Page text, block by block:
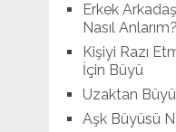
Erkek
Nasıl Anlarım?
Kişiyi Razı
İçin Büyü
Uzaktan
Aşk Büyüsü